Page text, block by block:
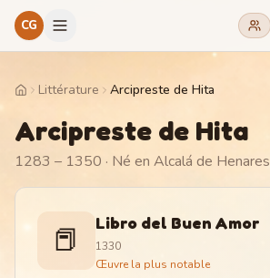
CG
HomeLittérature Arcipreste de Hita
Arcipreste de Hita
1283 – 1350 · Né en Alcalá de Henares
📕 Libro del Buen Amor
1330
Œuvre la plus notable